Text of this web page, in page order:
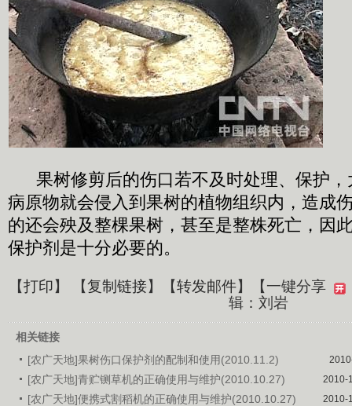
果树修剪后的伤口若不及时处理、保护，
病原物就会侵入到果树的植物组织内，造成
的还会殃及整棵果树，甚至是整株死亡，因
保护剂是十分必要的。
【打印】 【复制链接】【转发邮件】
【一键分享
辑：刘岩
相关链接
[农广天地]果树伤口保护剂的配制和使用(2010.11.2)
[农广天地]青贮铡草机的正确使用与维护(2010.10.27) 2010-
[农广天地]便携式割稻机的正确使用与维护(2010.10.27) 2010-